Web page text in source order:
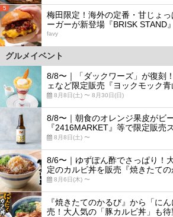
5
梅田限定！海外の定番・甘じょ
ーガーが新登場『BRISK STAND』
favy
グルメイベント
8/8〜｜「ダックワーズ」が復刻
ェなど限定販売『ヨックモック青
8月8日(土) 〜 8月30日(日)
8/8〜｜朝食のオレンジ果皮がビ
『2416MARKET』等で限定販売
8月8日(土) 〜
8/6〜｜ゆずぽん酢でさっぱり！
定のカルビ丼を販売『焼きたての
8月6日(木) 〜
『焼きたてのかるび』から「に
売！大人気の「豚カルビ丼」も